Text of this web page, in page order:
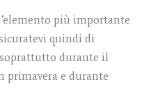
più importante
quindi di
durante il
primavera e durante